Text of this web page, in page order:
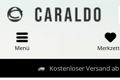
Kostenloser Versand
Menü